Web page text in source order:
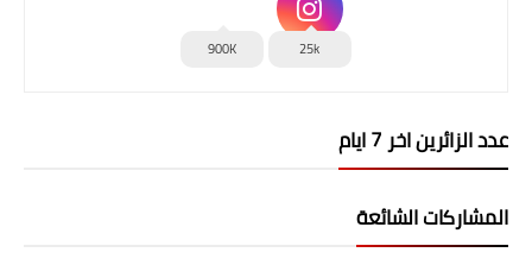
25k
900K
عدد الزائرين اخر 7 ايام
المشاركات الشائعة